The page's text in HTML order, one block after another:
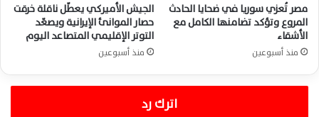
مصر تُعزي سوريا في ضحايا الحادث
المروع وتؤكد تضامنها الكامل مع
الأشقاء
منذ أسبوعين
الجيش الأميركي يعطّل ناقلة خرقت
حصار الموانئ الإيرانية ويصعّد
التوتر الإقليمي المتصاعد اليوم
منذ أسبوعين
اترك رد